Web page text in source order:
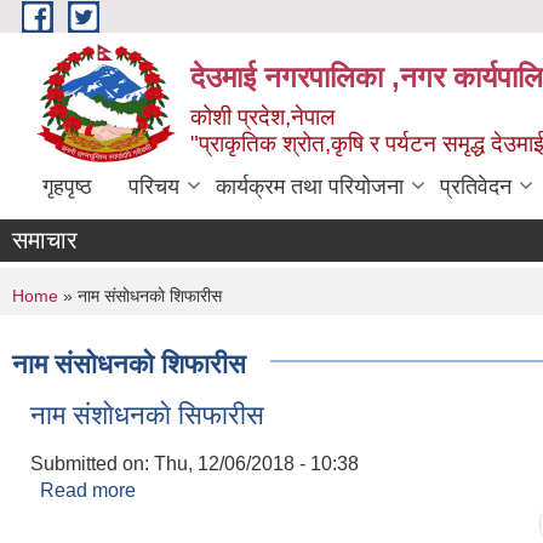
Skip to main content
देउमाई नगरपालिका ,नगर
कोशी प्रदेश,नेपाल
"प्राकृतिक श्रोत,कृषि र पर्यटन समृद्ध
गृहपृष्ठ परिचय कार्यक्रम तथा परियोजना प्रतिवेदन
समाचार
You are here
Home » नाम संसाेधनकाे शिफारीस
नाम संसाेधनकाे शिफारीस
नाम संशाेधनकाे सिफारीस
Submitted on: Thu, 12/06/2018 - 10:38
Read more